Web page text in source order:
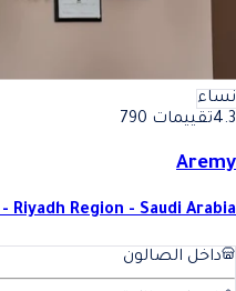
نساء
4.3تقييمات 790
Aremy
Riyadh Region - Saudi Arabia
داخل الصالون